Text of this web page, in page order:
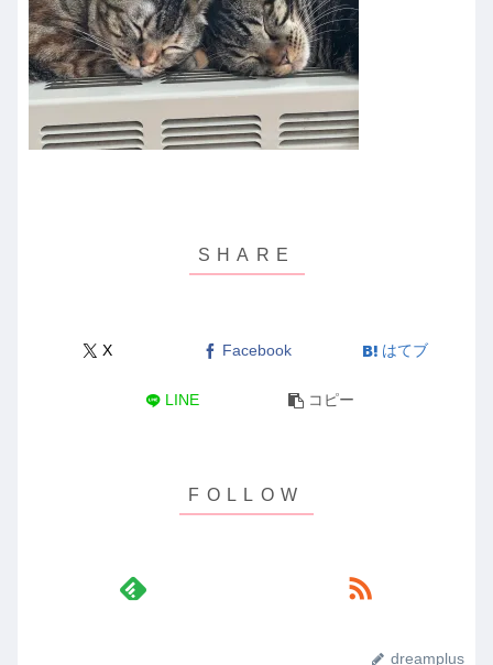
X Facebook はてブ
LINE コピー
dreamplus